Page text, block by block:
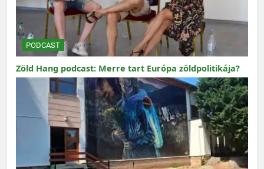
PODCAST
Zöld Hang podcast: Merre tart Európa zöldpolitikája?